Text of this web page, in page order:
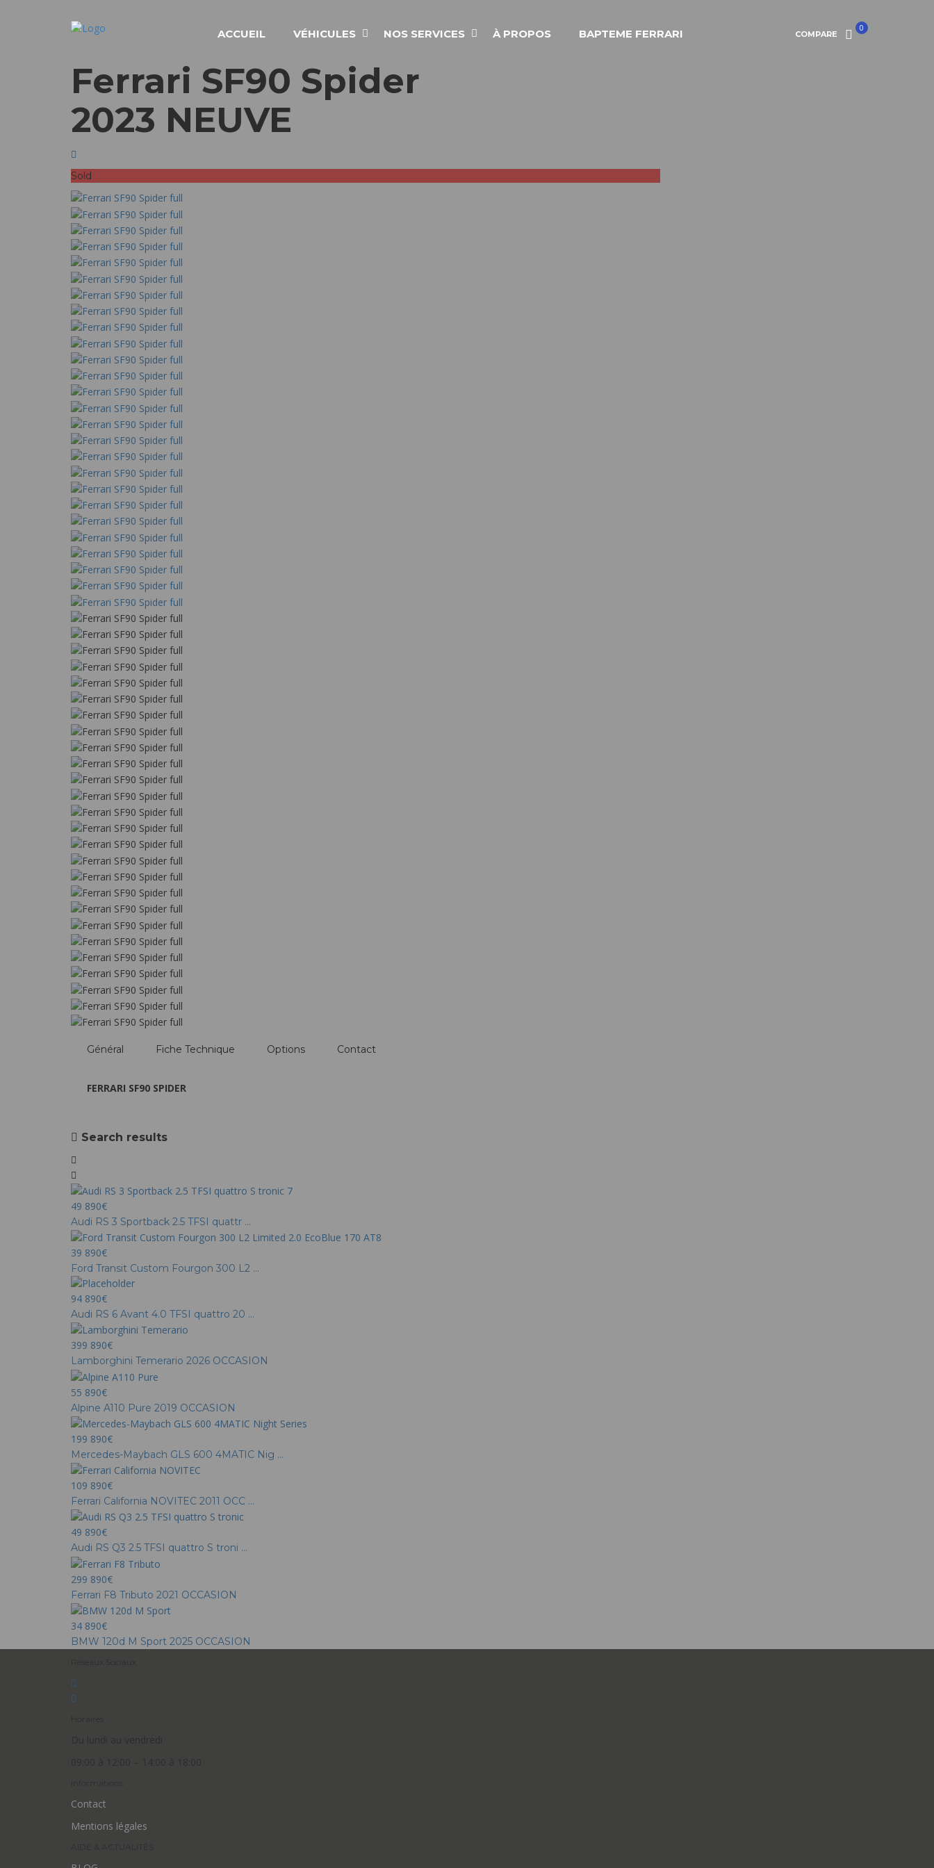
COMPARE
0
ACCUEIL VÉHICULES NOS SERVICES À PROPOS BAPTEME FERRARI
Ferrari SF90 Spider
2023 NEUVE
Sold
Général Fiche Technique Options Contact
FERRARI SF90 SPIDER
Search results
49 890€
Audi RS 3 Sportback 2.5 TFSI quattr ...
39 890€
Ford Transit Custom Fourgon 300 L2 ...
94 890€
Audi RS 6 Avant 4.0 TFSI quattro 20 ...
399 890€
Lamborghini Temerario 2026 OCCASION
55 890€
Alpine A110 Pure 2019 OCCASION
199 890€
Mercedes-Maybach GLS 600 4MATIC Nig ...
109 890€
Ferrari California NOVITEC 2011 OCC ...
49 890€
Audi RS Q3 2.5 TFSI quattro S troni ...
299 890€
Ferrari F8 Tributo 2021 OCCASION
34 890€
BMW 120d M Sport 2025 OCCASION
Contact
Mentions légales